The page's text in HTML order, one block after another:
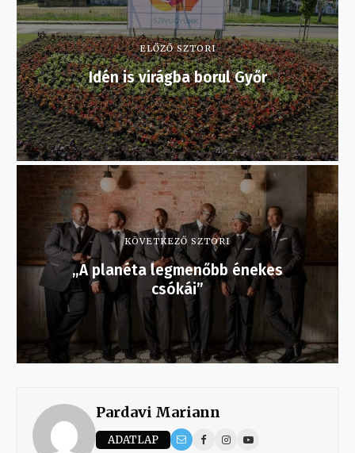
ELŐZŐ SZTORI
Idén is virágba borul Győr
KÖVETKEZŐ SZTORI
„A planéta legmenőbb énekes
csókái”
Pardavi Mariann
ADATLAP